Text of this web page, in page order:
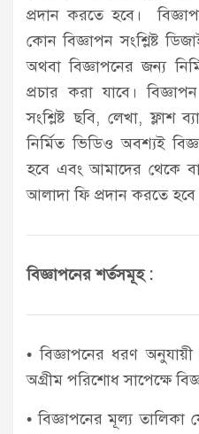
প্রদান করতে হবে।
কোন বিজ্ঞাপন সংশ্লিষ্ট
অথবা বিজ্ঞাপনের জন্য
প্রচার করা যাবে।
সংশ্লিষ্ট ছবি, লেখা, ফ্লাশ
নির্মিত ভিডিও অবশ্যই
হবে এবং আমাদের থেকে
আলাদা ফি প্রদান করতে
বিজ্ঞাপনের শর্তসমূহ :
• বিজ্ঞাপনের ধরণ
অগ্রীম পরিশোধ সাপেক্ষে
• বিজ্ঞাপনের মূল্য